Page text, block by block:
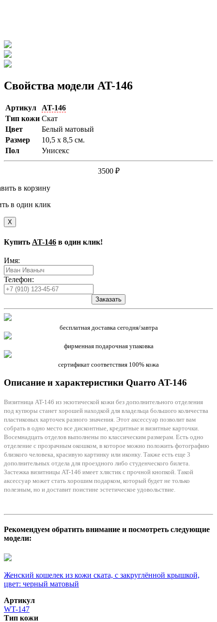
Свойства модели AT-146
Артикул
AT-146
Тип кожи Скат
Цвет
Белый матовый
Размер
10,5 х 8,5 см.
Пол
Унисекс
3500₽
в корзину
в один клик
X
Купить AT-146 в один клик!
Имя:
Телефон:
Заказать
бесплатная доставка сегодня/завтра
фирменная подарочная упаковка
сертификат соответствия 100% кожа
Описание и характеристики Quarro AT-146
Визитница AT-146 из экзотической кожи без дополнительного отделения
под купюры станет хорошей находкой для владельца большого количества
пластиковых карточек разного значения. Этот аксессуар позволит вам
собрать в одно место все дисконтные, кредитные и визитные карточки.
Восемнадцать отделов выполнены по классическим размерам. Есть одно
отделение с прозрачным окошком, в которое можно положить фотографию
близкого человека, красивую картинку или иконку. Также есть еще 3
дополнительных отдела для проездного либо студенческого билета.
Застежка визитницы AT-146 имеет хлястик с прочной кнопкой. Такой
аксессуар может стать хорошим подарком, который будет не только
полезным, но и доставит поистине эстетическое удовольствие.
Рекомендуем обратить внимание и посмотреть следующие
модели:
Женский кошелек из кожи ската, с закруглённой крышкой,
цвет: черный матовый
Артикул
WT-147
Тип кожи